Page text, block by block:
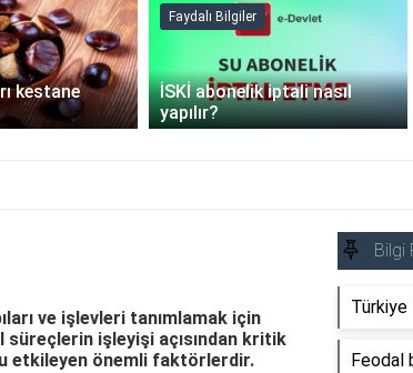
kestane
Faydalı Bilgiler
İSKİ abonelik iptali nasıl
yapılır?
ve işlevleri tanımlamak için
süreçlerin işleyişi açısından kritik
etkileyen önemli faktörlerdir.
Bilgi
Türkiye
Feodal